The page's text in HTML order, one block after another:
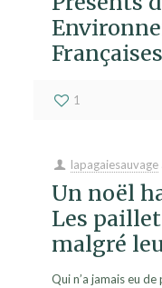
Françaises
1
lapagaiesauvage
Un noël
Les
malgré
Qui n’a jamais eu